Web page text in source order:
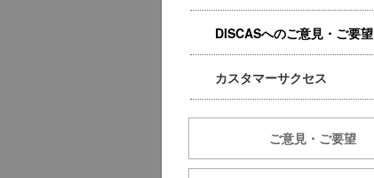
DISCASへのご意見・ご要望
カスタマーサクセス
ご意見・ご要望